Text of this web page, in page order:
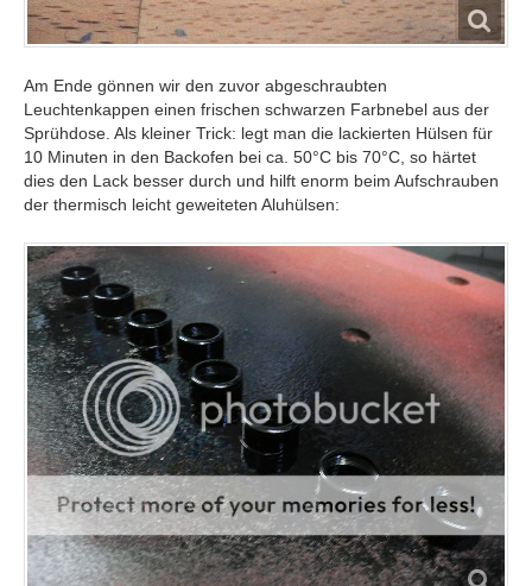
Am Ende gönnen wir den zuvor abgeschraubten
Leuchtenkappen einen frischen schwarzen Farbnebel aus der
Sprühdose. Als kleiner Trick: legt man die lackierten Hülsen für
10 Minuten in den Backofen bei ca. 50°C bis 70°C, so härtet
dies den Lack besser durch und hilft enorm beim Aufschrauben
der thermisch leicht geweiteten Aluhülsen: